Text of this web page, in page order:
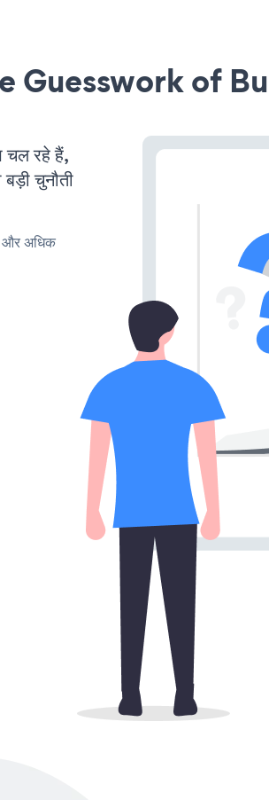
Guesswork of
रहे हैं,
चुनौती
अधिक